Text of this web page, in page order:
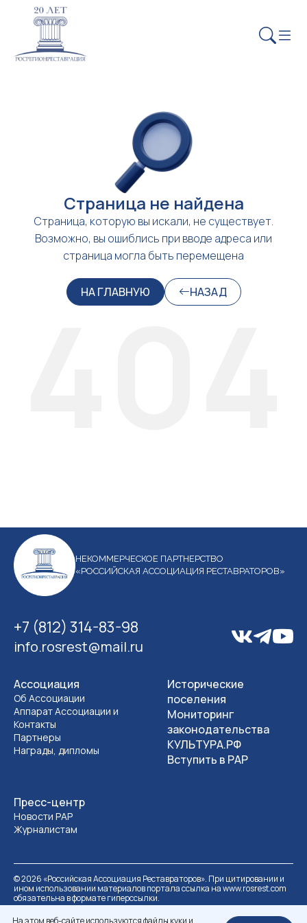
Страница не найдена
Страница, которую вы искали, не существует.
Возможно, вы ошиблись при вводе адреса или
страница могла быть перемещена
НА ГЛАВНУЮ НАЗАД
На этом веб-сайте используются файлы куки и
НЕКОММЕРЧЕСКОЕ ПАРТНЕРСТВО
«РОССИЙСКАЯ АССОЦИАЦИЯ РЕСТАВРАТОРОВ»
+7 (812) 314-83-98
info.rosrest@mail.ru
Ассоциация
Об Ассоциации
Аппарат Ассоциации и
Контакты
Партнеры
Награды, дипломы
Пресс-центр
Новости РАР
Журналистам
Исторические
поселения
Мониторинг
законодательства
КУЛЬТУРА.РФ
Вступить в РАР
©2026 «Российская Ассоциация Реставраторов». При цитировании и
ином использовании материалов портала ссылка на www.rosrest.com
обязательна в формате гиперссылки.
Политика обработки персональных данных
Разработка сайта